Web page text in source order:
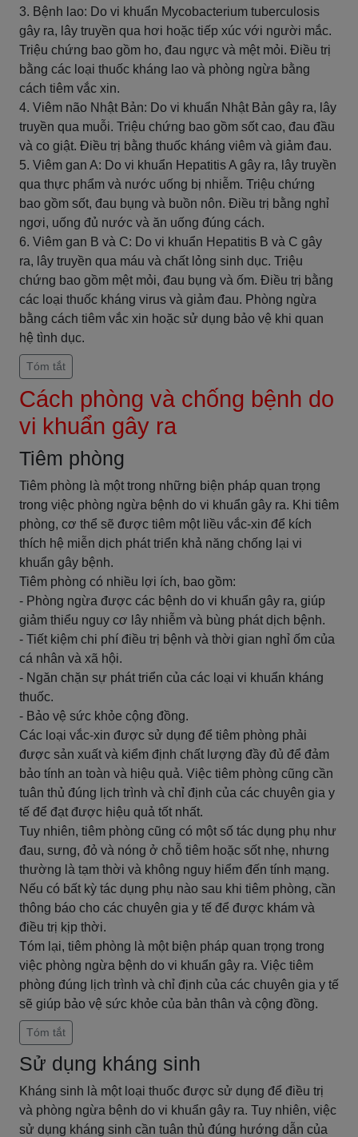
3. Bệnh lao: Do vi khuẩn Mycobacterium tuberculosis
gây ra, lây truyền qua hơi hoặc tiếp xúc với người mắc.
Triệu chứng bao gồm ho, đau ngực và mệt mỏi. Điều trị
bằng các loại thuốc kháng lao và phòng ngừa bằng
cách tiêm vắc xin.
4. Viêm não Nhật Bản: Do vi khuẩn Nhật Bản gây ra, lây
truyền qua muỗi. Triệu chứng bao gồm sốt cao, đau đầu
và co giật. Điều trị bằng thuốc kháng viêm và giảm đau.
5. Viêm gan A: Do vi khuẩn Hepatitis A gây ra, lây truyền
qua thực phẩm và nước uống bị nhiễm. Triệu chứng
bao gồm sốt, đau bụng và buồn nôn. Điều trị bằng nghỉ
ngơi, uống đủ nước và ăn uống đúng cách.
6. Viêm gan B và C: Do vi khuẩn Hepatitis B và C gây
ra, lây truyền qua máu và chất lỏng sinh dục. Triệu
chứng bao gồm mệt mỏi, đau bụng và ốm. Điều trị bằng
các loại thuốc kháng virus và giảm đau. Phòng ngừa
bằng cách tiêm vắc xin hoặc sử dụng bảo vệ khi quan
hệ tình dục.
Tóm tắt
Cách phòng và chống bệnh do
vi khuẩn gây ra
Tiêm phòng
Tiêm phòng là một trong những biện pháp quan trọng
trong việc phòng ngừa bệnh do vi khuẩn gây ra. Khi tiêm
phòng, cơ thể sẽ được tiêm một liều vắc-xin để kích
thích hệ miễn dịch phát triển khả năng chống lại vi
khuẩn gây bệnh.
Tiêm phòng có nhiều lợi ích, bao gồm:
- Phòng ngừa được các bệnh do vi khuẩn gây ra, giúp
giảm thiểu nguy cơ lây nhiễm và bùng phát dịch bệnh.
- Tiết kiệm chi phí điều trị bệnh và thời gian nghỉ ốm của
cá nhân và xã hội.
- Ngăn chặn sự phát triển của các loại vi khuẩn kháng
thuốc.
- Bảo vệ sức khỏe cộng đồng.
Các loại vắc-xin được sử dụng để tiêm phòng phải
được sản xuất và kiểm định chất lượng đầy đủ để đảm
bảo tính an toàn và hiệu quả. Việc tiêm phòng cũng cần
tuân thủ đúng lịch trình và chỉ định của các chuyên gia y
tế để đạt được hiệu quả tốt nhất.
Tuy nhiên, tiêm phòng cũng có một số tác dụng phụ như
đau, sưng, đỏ và nóng ở chỗ tiêm hoặc sốt nhẹ, nhưng
thường là tạm thời và không nguy hiểm đến tính mạng.
Nếu có bất kỳ tác dụng phụ nào sau khi tiêm phòng, cần
thông báo cho các chuyên gia y tế để được khám và
điều trị kịp thời.
Tóm lại, tiêm phòng là một biện pháp quan trọng trong
việc phòng ngừa bệnh do vi khuẩn gây ra. Việc tiêm
phòng đúng lịch trình và chỉ định của các chuyên gia y tế
sẽ giúp bảo vệ sức khỏe của bản thân và cộng đồng.
Tóm tắt
Sử dụng kháng sinh
Kháng sinh là một loại thuốc được sử dụng để điều trị
và phòng ngừa bệnh do vi khuẩn gây ra. Tuy nhiên, việc
sử dụng kháng sinh cần tuân thủ đúng hướng dẫn của